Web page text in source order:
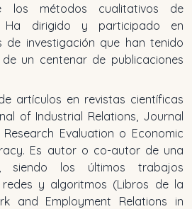
los métodos cualitativos de
Ha dirigido y participado en
de investigación que han tenido
un centenar de publicaciones
artículos en revistas científicas
of Industrial Relations, Journal
Evaluation o Economic
. Es autor o co-autor de una
siendo los últimos trabajos
redes y algoritmos (Libros de la
and Employment Relations in